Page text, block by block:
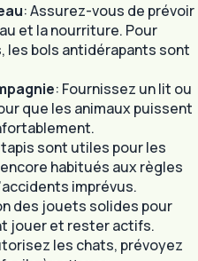
: Assurez-vous de prévoir
et la nourriture. Pour
les bols antidérapants sont
: Fournissez un lit ou
que les animaux puissent
sont utiles pour les
habitués aux règles
imprévus.
des jouets solides pour
jouer et rester actifs.
les chats, prévoyez